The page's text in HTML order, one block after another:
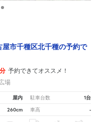
市千種区北千種の予約で
予約できてオススメ！
場
屋内 駐車台数 1台
260cm 車高 -